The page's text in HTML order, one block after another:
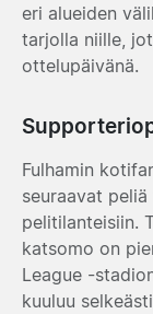
eri alueiden
tarjolla niille,
ottelupäivänä.
Fulhamin
seuraavat
pelitilanteisiin.
katsomo on
League -
kuuluu